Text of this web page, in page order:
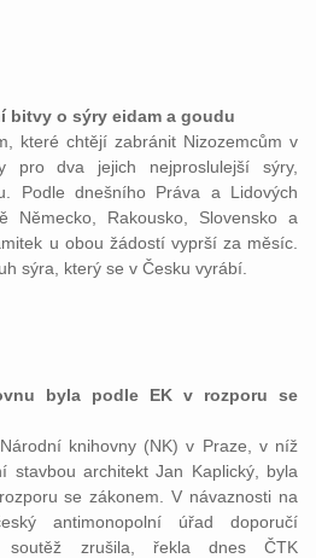
bitvy o sýry eidam a goudu
které chtějí zabránit Nizozemcům v
pro dva jejich nejproslulejší sýry,
Podle dnešního Práva a Lidových
Německo, Rakousko, Slovensko a
u obou žádostí vyprší za měsíc.
sýra, který se v Česku vyrábí.
byla podle EK v rozporu se
knihovny (NK) v Praze, v níž
stavbou architekt Jan Kaplický, byla
se zákonem. V návaznosti na
antimonopolní úřad doporučí
soutěž zrušila, řekla dnes ČTK